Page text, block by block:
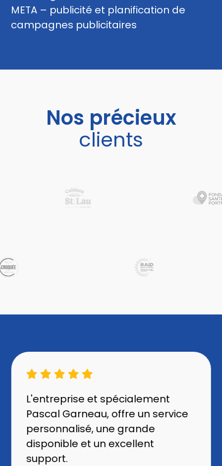
META – publicité et planification de
campagnes publicitaires
Nos précieux
clients
L'entreprise et spécialement
Pascal Garneau, offre un service
personnalisé, une grande
disponible et un excellent
support.